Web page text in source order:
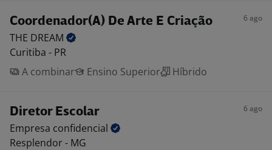
Coordenador(A) De Arte E Criação 6 ago
THE DREAM
Curitiba - PR
A combinar
Ensino Superior Híbrido
Diretor Escolar 6 ago
Empresa confidencial
Resplendor - MG